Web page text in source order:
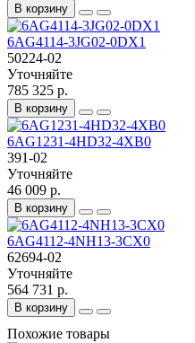
В корзину
6AG4114-3JG02-0DX1
50224-02
Уточняйте
785 325 р.
В корзину
6AG1231-4HD32-4XB0
391-02
Уточняйте
46 009 р.
В корзину
6AG4112-4NH13-3CX0
62694-02
Уточняйте
564 731 р.
В корзину
Похожие товары